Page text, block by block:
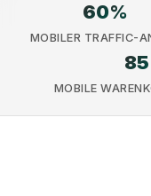
60%
MOBILER TRAFFIC-
85
MOBILE